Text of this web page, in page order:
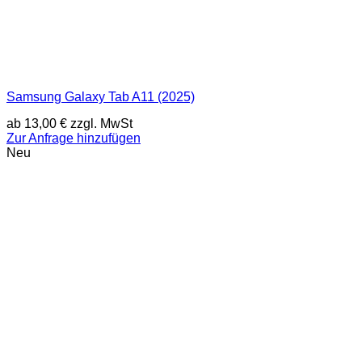
Samsung Galaxy Tab A11 (2025)
ab 13,00 € zzgl. MwSt
Zur Anfrage hinzufügen
Neu